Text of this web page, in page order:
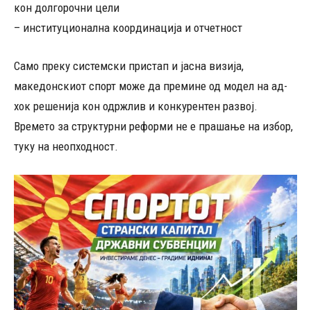
кон долгорочни цели
– институционална координација и отчетност
Само преку системски пристап и јасна визија,
македонскиот спорт може да премине од модел на ад-
хок решенија кон одржлив и конкурентен развој.
Времето за структурни реформи не е прашање на избор,
туку на неопходност.